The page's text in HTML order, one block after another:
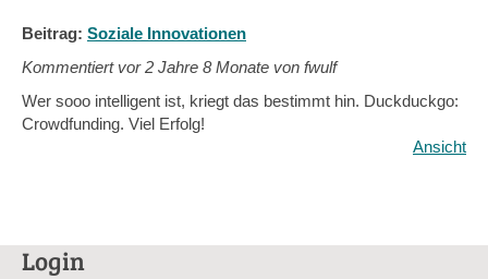
Beitrag: Soziale Innovationen
Kommentiert vor2 Jahre 8 Monate von fwulf
Wer sooo intelligent ist, kriegt das bestimmt hin. Duckduckgo:
Crowdfunding. Viel Erfolg!
Ansicht
Login